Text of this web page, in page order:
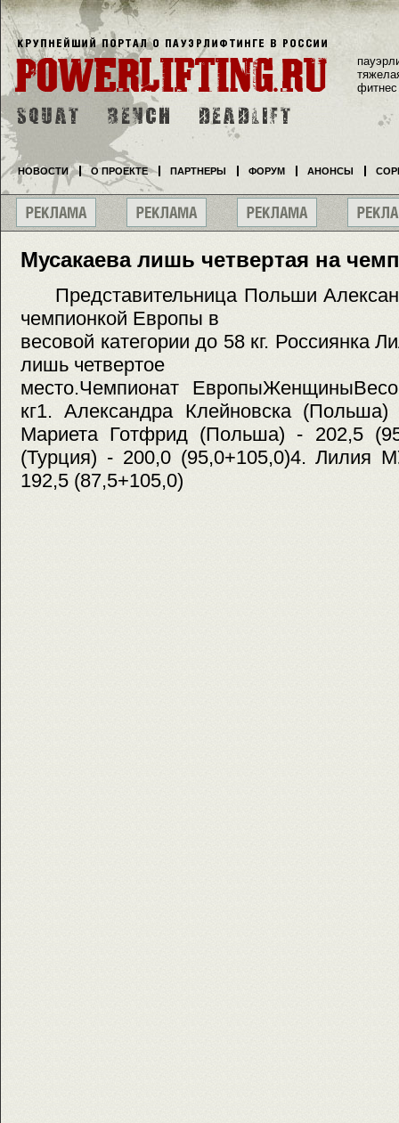
Мусакаева лишь четвертая на
Представительница Польши
чемпионкой Европы в
весовой категории до 58 кг. Россиянка
лишь четвертое
место.Чемпионат
кг1. Александра Клейновска
Мариета Готфрид (Польша) - 202,5
(Турция) - 200,0 (95,0+105,0)4. Лилия
192,5 (87,5+105,0)
фитнес
НОВОСТИ О ПРОЕКТЕ ПАРТНЕРЫ ФОРУМ АНОНСЫ